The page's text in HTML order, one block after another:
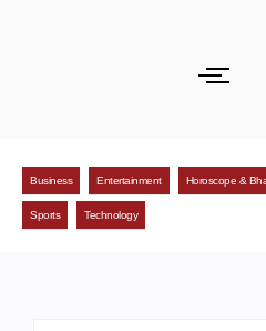
Business Entertainment Horoscope &
Sports Technology